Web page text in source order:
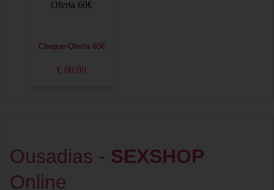
Cheque-Oferta 60€
€ 60,00
Ousadias - SEXSHOP
Online